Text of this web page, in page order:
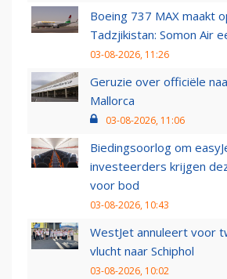
Boeing 737 MAX maakt
Tadzjikistan: Somon Air
03-08-2026, 11:26
Geruzie over officiële
Mallorca
03-08-2026, 11:06
Biedingsoorlog om
investeerders krijgen
voor bod
03-08-2026, 10:43
WestJet annuleert voor
vlucht naar Schiphol
03-08-2026, 10:02